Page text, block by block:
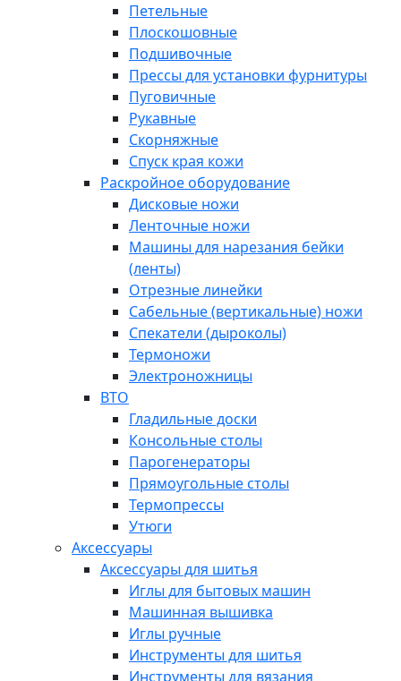
Петельные
Плоскошовные
Подшивочные
Прессы для установки фурнитуры
Пуговичные
Рукавные
Скорняжные
Спуск края кожи
Раскройное оборудование
Дисковые ножи
Ленточные ножи
Машины для нарезания бейки
(ленты)
Отрезные линейки
Сабельные (вертикальные) ножи
Спекатели (дыроколы)
Термоножи
Электроножницы
ВТО
Гладильные доски
Консольные столы
Парогенераторы
Прямоугольные столы
Термопрессы
Утюги
Аксессуары
Аксессуары для шитья
Иглы для бытовых машин
Машинная вышивка
Иглы ручные
Инструменты для шитья
Инструменты для вязания